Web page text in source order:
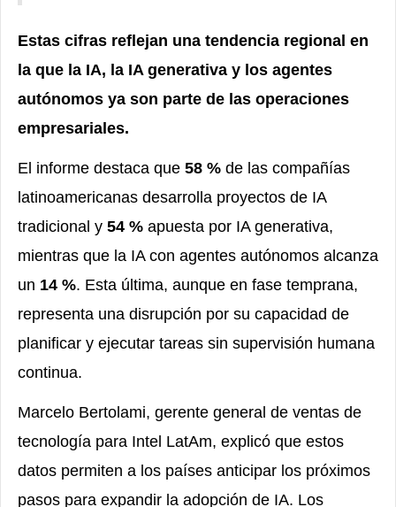
Estas cifras reflejan una tendencia regional en
la que la IA, la IA generativa y los agentes
autónomos ya son parte de las operaciones
empresariales.
El informe destaca que 58 % de las compañías
latinoamericanas desarrolla proyectos de IA
tradicional y 54 % apuesta por IA generativa,
mientras que la IA con agentes autónomos alcanza
un 14 %. Esta última, aunque en fase temprana,
representa una disrupción por su capacidad de
planificar y ejecutar tareas sin supervisión humana
continua.
Marcelo Bertolami, gerente general de ventas de
tecnología para Intel LatAm, explicó que estos
datos permiten a los países anticipar los próximos
pasos para expandir la adopción de IA. Los